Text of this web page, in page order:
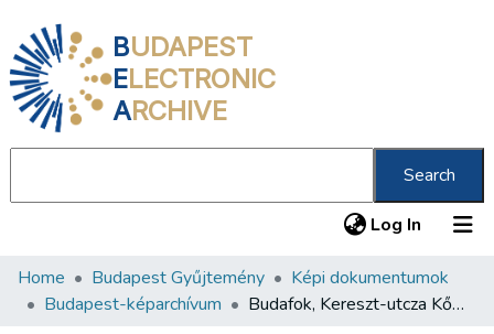
BUDAPEST
ELECTRONIC
ARCHIVE
Search
Log In (current)
Communities & Collections
Home Budapest Gyűjtemény
Képi dokumentumok
Budapest-képarchívum
Budafok, Kereszt-utcza Kőbányai áll. iskola